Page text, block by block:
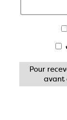
Pour
avant